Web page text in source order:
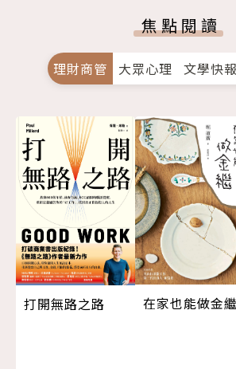
焦點閱讀
理財商管 大眾心理 文學快報
打開無路之路 在家也能做金繼